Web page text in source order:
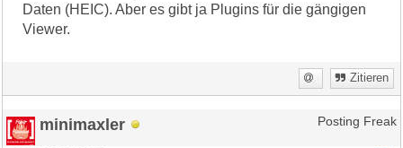
Daten (HEIC). Aber es gibt ja Plugins für die gängigen
Viewer.
Zitieren
minimaxler Posting Freak